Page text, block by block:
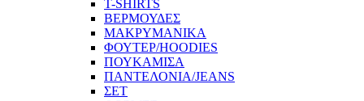
T-SHIRTS
ΒΕΡΜΟΥΔΕΣ
ΜΑΚΡΥΜΑΝΙΚΑ
ΦΟΥΤΕΡ/HOODIES
ΠΟΥΚΑΜΙΣΑ
ΠΑΝΤΕΛΟΝΙΑ/JEANS
ΣΕΤ